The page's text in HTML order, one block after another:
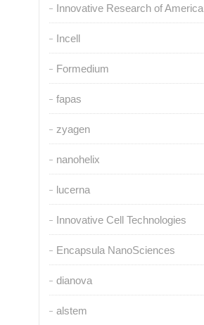
Innovative Research of America
Incell
Formedium
fapas
zyagen
nanohelix
lucerna
Innovative Cell Technologies
Encapsula NanoSciences
dianova
alstem